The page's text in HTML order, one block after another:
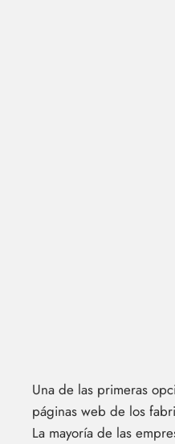
Una de las primeras
páginas web de los
La mayoría de las